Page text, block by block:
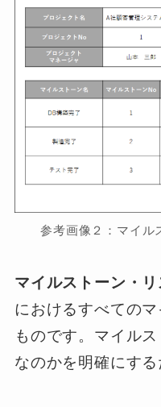
参考画像２：マイル
マイルストーン・リ
におけるすべての
ものです。マイル
なのかを明確にする